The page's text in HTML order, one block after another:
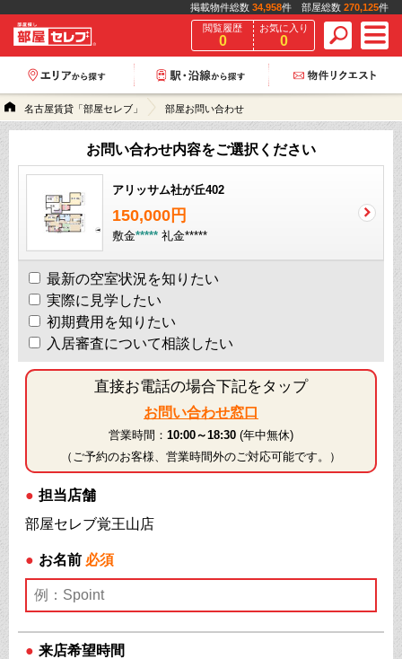
掲載物件総数 34,958件 部屋総数 270,125件
閲覧履歴
0
お気に入り
0
名古屋賃貸「部屋セレブ」 部屋お問い合わせ
お問い合わせ内容をご選択ください
アリッサム社が丘402
150,000円
敷金***** 礼金*****
最新の空室状況を知りたい
実際に見学したい
初期費用を知りたい
入居審査について相談したい
直接お電話の場合下記をタップ
お問い合わせ窓口
営業時間： 10:00～18:30 (年中無休)
（ご予約のお客様、営業時間外のご対応可能です。）
● 担当店舗
部屋セレブ覚王山店
● お名前 必須
● 来店希望時間